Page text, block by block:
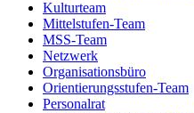
Kulturteam
Mittelstufen-Team
MSS-Team
Netzwerk
Organisationsbüro
Orientierungsstufen-Team
Personalrat